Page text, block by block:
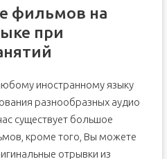
фильмов на
при
иностранному языку
разнообразных аудио
существует большое
кроме того, Вы можете
отрывки из